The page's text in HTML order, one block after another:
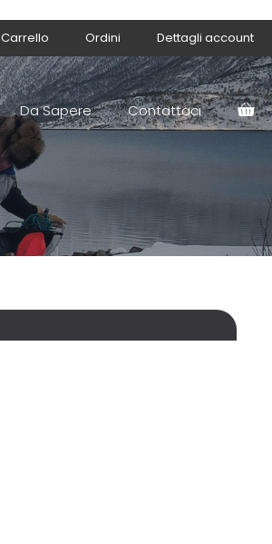
Carrello Ordini Dettagli account
Da Sapere Contattaci